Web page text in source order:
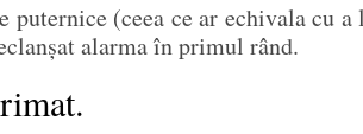
(ceea ce ar echivala cu a
alarma în primul rând.